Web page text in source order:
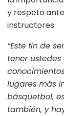
y respeto
instructores.
“Este fin de
tener
lugares más
básquetbol,
también, y